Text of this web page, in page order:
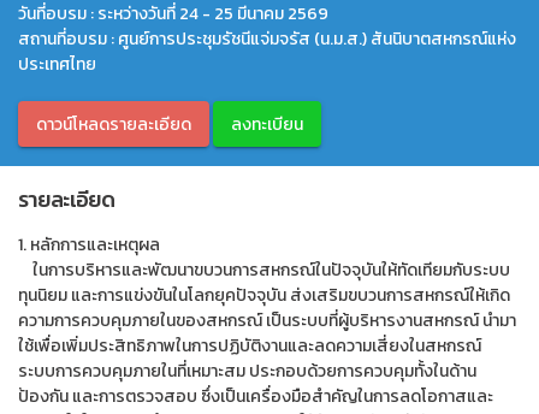
วันที่อบรม : ระหว่างวันที่ 24 - 25 มีนาคม 2569
สถานที่อบรม : ศูนย์การประชุมรัชนีแจ่มจรัส (น.ม.ส.) สันนิบาตสหกรณ์แห่ง
ประเทศไทย
ดาวน์โหลดรายละเอียด ลงทะเบียน
รายละเอียด
1. หลักการและเหตุผล
ในการบริหารและพัฒนาขบวนการสหกรณ์ในปัจจุบันให้ทัดเทียมกับระบบ
ทุนนิยม และการแข่งขันในโลกยุคปัจจุบัน ส่งเสริมขบวนการสหกรณ์ให้เกิด
ความการควบคุมภายในของสหกรณ์ เป็นระบบที่ผู้บริหารงานสหกรณ์ นำมา
ใช้เพื่อเพิ่มประสิทธิภาพในการปฏิบัติงานและลดความเสี่ยงในสหกรณ์
ระบบการควบคุมภายในที่เหมาะสม ประกอบด้วยการควบคุมทั้งในด้าน
ป้องกัน และการตรวจสอบ ซึ่งเป็นเครื่องมือสำคัญในการลดโอกาสและ